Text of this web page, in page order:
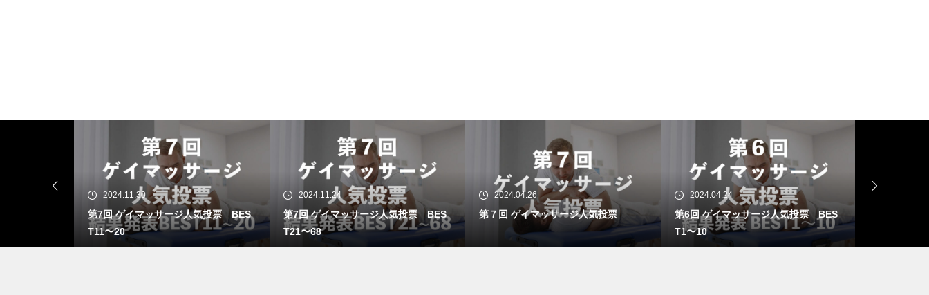
2024.11.30
第7回 ゲイマッサージ人気投票 BES
T11〜20
2024.11.24
第7回 ゲイマッサージ人気投票 BES
T21〜68
2024.04.26
第７回 ゲイマッサージ人気投票
2024.04.24
第6回 ゲイマッサージ人気投票 BES
T1〜10